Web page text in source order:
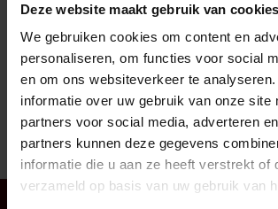
Deze website maakt gebruik van cookies
We gebruiken cookies om content en
personaliseren, om functies voor social
en om ons websiteverkeer te
informatie over uw gebruik van onze site
partners voor social media, adverteren
partners kunnen deze gegevens
informatie die u aan ze heeft verstrekt of
verzameld op basis van uw gebruik van
runway!Deze lente draait om
om jezelf een beetje extra luxe te
it!
Geschreven op: 20 maart 2025